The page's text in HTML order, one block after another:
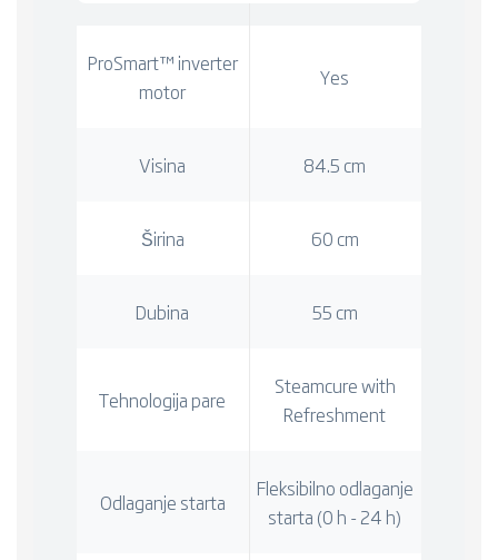
ProSmart™ inverter
motor
Yes
Visina 84.5 cm
Širina 60 cm
Dubina 55 cm
Tehnologija pare
Steamcure with
Refreshment
Odlaganje starta
Fleksibilno odlaganje
starta (0 h - 24 h)